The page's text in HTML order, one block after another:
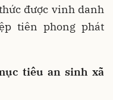
được vinh danh
tiên phong phát
tiêu an sinh xã